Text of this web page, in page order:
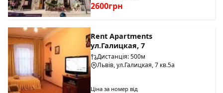
2600грн
Rent Apartments
ул.Галицкая, 7
Дистанція: 500м
Львів, ул.Галицкая, 7 кв.5а
Ціна за номер від